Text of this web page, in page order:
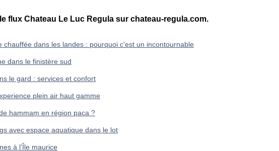
flux Chateau Le Luc Regula sur chateau-regula.com.
chauffée dans les landes : pourquoi c'est un incontournable
dans le finistère sud
le gard : services et confort
plein air haut gamme
hammam en région paca ?
avec espace aquatique dans le lot
à l’Île maurice